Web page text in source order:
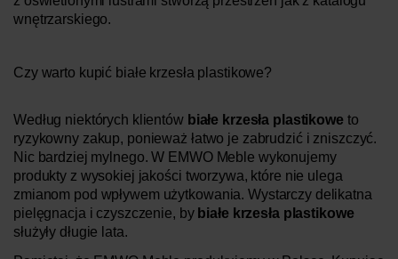
wnętrzarskiego.
Czy warto kupić białe krzesła plastikowe?
Według niektórych klientówbiałe krzesła plastikowe to
ryzykowny zakup, ponieważ łatwo je zabrudzić i zniszczyć.
Nic bardziej mylnego. W EMWO Meble wykonujemy
produkty z wysokiej jakości tworzywa, które nie ulega
zmianom pod wpływem użytkowania. Wystarczy delikatna
pielęgnacja i czyszczenie, by białe krzesła plastikowe
służyły długie lata.